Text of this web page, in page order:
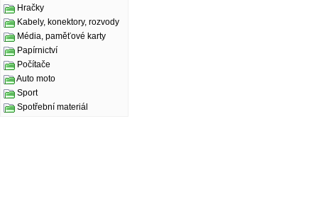
Hračky
Kabely, konektory, rozvody
Média, paměťové karty
Papírnictví
Počítače
Auto moto
Sport
Spotřební materiál